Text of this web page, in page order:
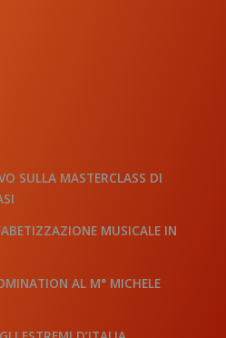
SULLA MASTERCLASS DI
MUSICALE IN
AL M° MICHELE